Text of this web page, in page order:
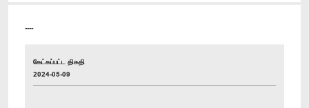
----
கேட்கப்பட்ட திகதி
2024-05-09